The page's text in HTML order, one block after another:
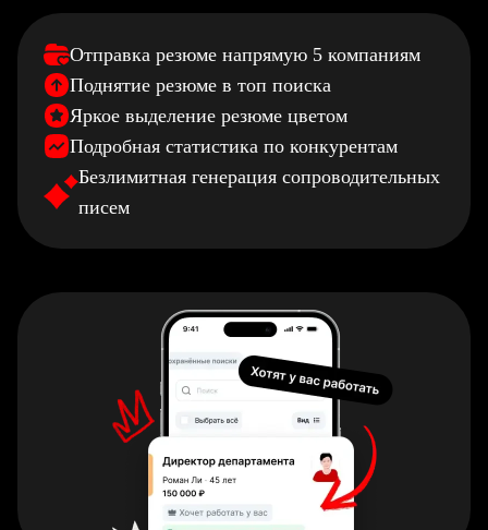
Отправка резюме напрямую 5 компаниям
Поднятие резюме в топ поиска
Яркое выделение резюме цветом
Подробная статистика по конкурентам
Безлимитная генерация сопроводительных
писем